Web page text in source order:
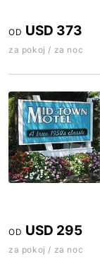
OD USD 373
za pokoj / za noc
OD USD 295
za pokoj / za noc